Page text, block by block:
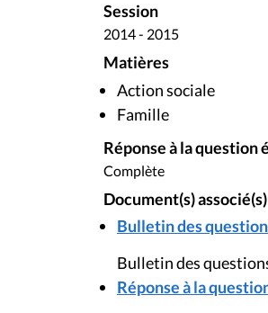
Session
2014 - 2015
Matières
Action sociale
Famille
Réponse à la question
Complète
Document(s) associé(s)
Bulletin des
Bulletin des
Réponse à la